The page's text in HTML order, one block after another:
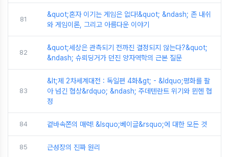
81
&quot;혼자 이기는 게임은 없다!&quot; &ndash; 존 내쉬
와 게임이론, 그리고 아름다운 이야기
82
&quot;세상은 관측되기 전까진 결정되지 않는다?&quot;
&ndash; 슈뢰딩거가 던진 양자역학의 근본 질문
83
&lt;제 2차세계대전 : 독일편 4화&gt; - &ldquo;평화를 팔
아 넘긴 협상&rdquo; &ndash; 주데텐란트 위기와 뮌헨 협
정
84 겉바속쫀의 매력! &lsquo;베이글&rsquo;에 대한 모든 것
85 근성장의 진짜 원리